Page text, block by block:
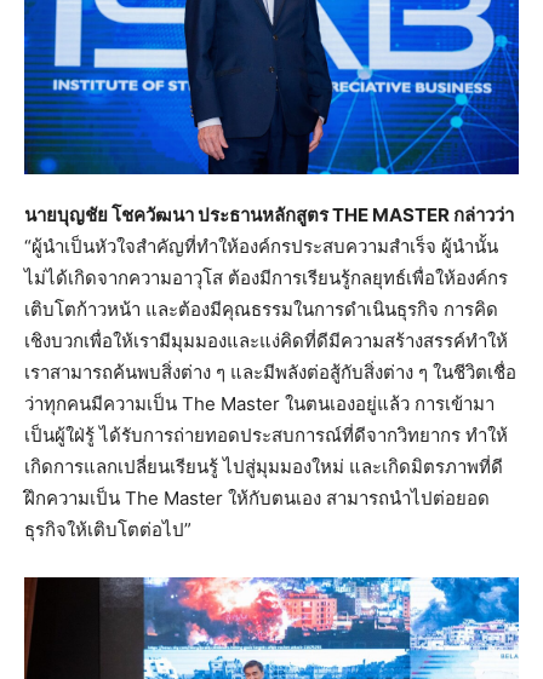
นายบุญชัย โชควัฒนา ประธานหลักสูตรTHE MASTER กล่าวว่า
“ผู้นำเป็นหัวใจสำคัญที่ทำให้องค์กรประสบความสำเร็จ ผู้นำนั้น
ไม่ได้เกิดจากความอาวุโส ต้องมีการเรียนรู้กลยุทธ์เพื่อให้องค์กร
เติบโตก้าวหน้า และต้องมีคุณธรรมในการดำเนินธุรกิจ การคิด
เชิงบวกเพื่อให้เรามีมุมมองและแง่คิดที่ดีมีความสร้างสรรค์ทำให้
เราสามารถค้นพบสิ่งต่าง ๆ และมีพลังต่อสู้กับสิ่งต่าง ๆ ในชีวิตเชื่อ
ว่าทุกคนมีความเป็น The Master ในตนเองอยู่แล้ว การเข้ามา
เป็นผู้ใฝ่รู้ ได้รับการถ่ายทอดประสบการณ์ที่ดีจากวิทยากร ทำให้
เกิดการแลกเปลี่ยนเรียนรู้ ไปสู่มุมมองใหม่ และเกิดมิตรภาพที่ดี
ฝึกความเป็น The Master ให้กับตนเอง สามารถนำไปต่อยอด
ธุรกิจให้เติบโตต่อไป”